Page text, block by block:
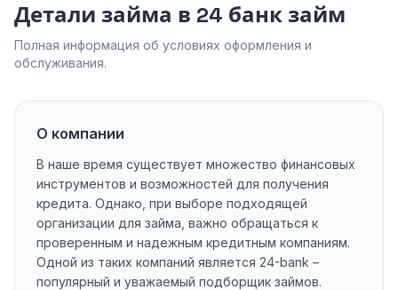
Детали займа в 24 банк займ
Полная информация об условиях оформления и
обслуживания.
О компании
В наше время существует множество финансовых
инструментов и возможностей для получения
кредита. Однако, при выборе подходящей
организации для займа, важно обращаться к
проверенным и надежным кредитным компаниям.
Одной из таких компаний является 24-bank –
популярный и уважаемый подборщик займов.